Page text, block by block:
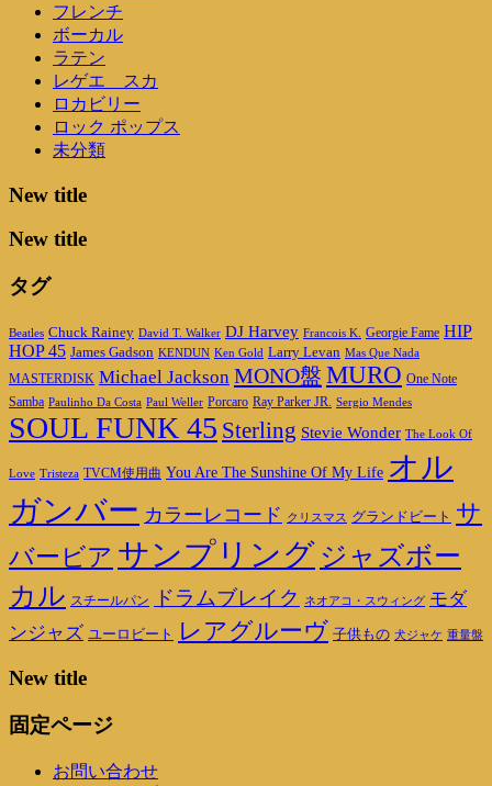
フレンチ
ボーカル
ラテン
レゲエ スカ
ロカビリー
ロック ポップス
未分類
New title
New title
タグ
Beatles Chuck Rainey David T. Walker DJ Harvey Francois K. Georgie Fame HIP
HOP 45 James Gadson KENDUN Ken Gold Larry Levan Mas Que Nada
MASTERDISK Michael Jackson MONO盤 MURO One Note
Samba Paulinho Da Costa Paul Weller Porcaro Ray Parker JR. Sergio Mendes
SOUL FUNK 45 Sterling Stevie Wonder The Look Of
Love Tristeza TVCM使用曲 You Are The Sunshine Of My Life オル
ガンバー カラーレコード クリスマス グランドビート サ
バービア サンプリング ジャズボー
カル スチールパン ドラムブレイク ネオアコ・スウィング モダ
ンジャズ ユーロビート レアグルーヴ 子供もの 犬ジャケ 重量盤
New title
固定ページ
お問い合わせ